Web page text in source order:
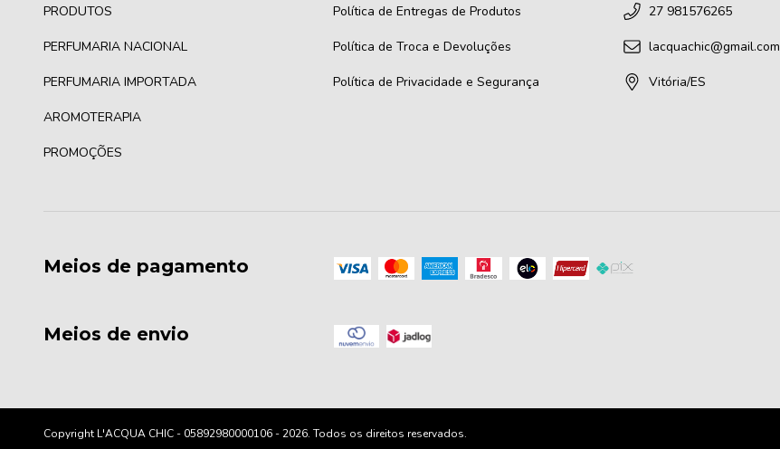
PRODUTOS
PERFUMARIA NACIONAL
PERFUMARIA IMPORTADA
AROMOTERAPIA
PROMOÇÕES
Política de Entregas de Produtos
Política de Troca e Devoluções
Política de Privacidade e Segurança
27 981576265
lacquachic@gmail.com
Vitória/ES
Meios de pagamento
Meios de envio
Copyright L'ACQUA CHIC - 05892980000106 - 2026. Todos os direitos reservados.